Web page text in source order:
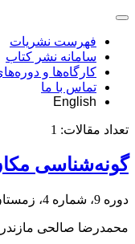
فهرست نشریات
سامانه نشر کتاب
کارگاه‌ها و
تماس با ما
English
تعداد مقالات: 1
گونه‌شناسی
دوره 9، شماره 4، زمستان 1399، صفحه
محمدرضا صالحی